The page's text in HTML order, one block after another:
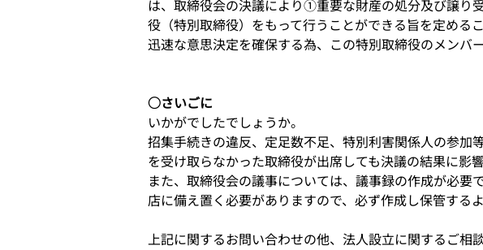
は、取締役会の決議により①重要な財産の処分及び譲り
役（特別取締役）をもって行うことができる旨を定めるこ
迅速な意思決定を確保する為、この特別取締役のメンバ
○さいごに
いかがでしたでしょうか。
招集手続きの違反、定足数不足、特別利害関係人の参加
を受け取らなかった取締役が出席しても決議の結果に影
また、取締役会の議事については、議事録の作成が必要
店に備え置く必要がありますので、必ず作成し保管する
上記に関するお問い合わせの他、法人設立に関するご